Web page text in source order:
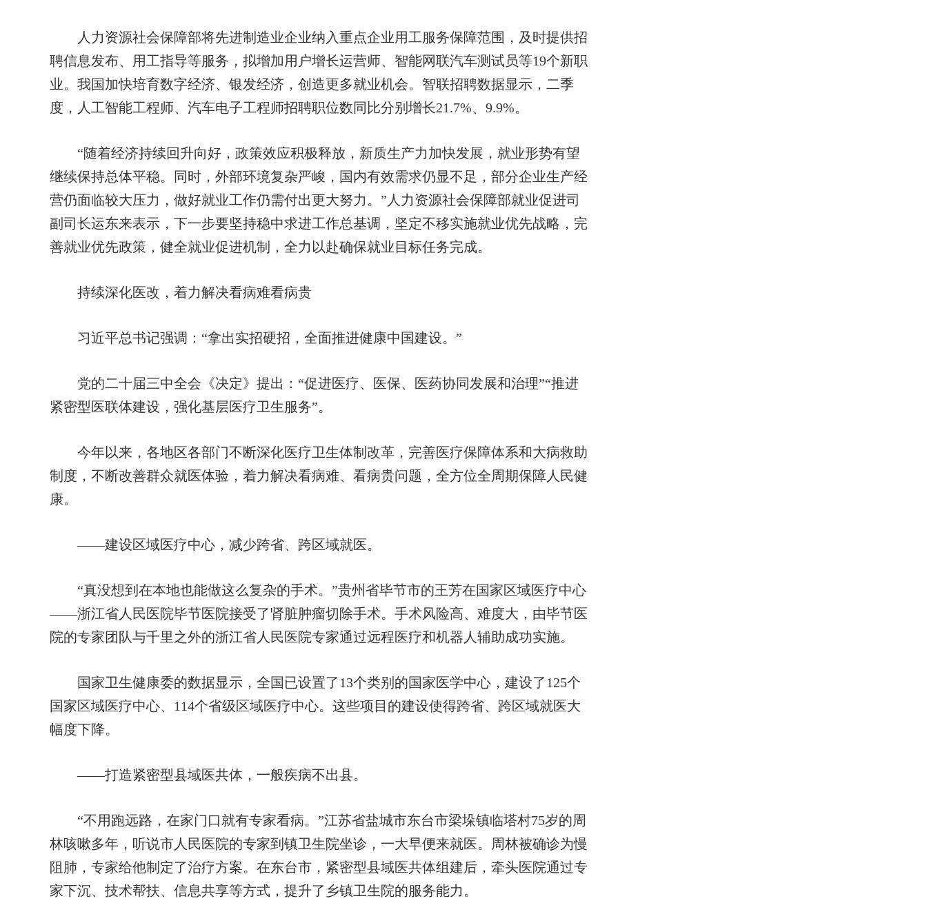
人力资源社会保障部将先进制造业企业纳入重点企业用工服务保障范围，及时提供招
聘信息发布、用工指导等服务，拟增加用户增长运营师、智能网联汽车测试员等19个新职
业。我国加快培育数字经济、银发经济，创造更多就业机会。智联招聘数据显示，二季
度，人工智能工程师、汽车电子工程师招聘职位数同比分别增长21.7%、9.9%。
“随着经济持续回升向好，政策效应积极释放，新质生产力加快发展，就业形势有望
继续保持总体平稳。同时，外部环境复杂严峻，国内有效需求仍显不足，部分企业生产经
营仍面临较大压力，做好就业工作仍需付出更大努力。”人力资源社会保障部就业促进司
副司长运东来表示，下一步要坚持稳中求进工作总基调，坚定不移实施就业优先战略，完
善就业优先政策，健全就业促进机制，全力以赴确保就业目标任务完成。
持续深化医改，着力解决看病难看病贵
习近平总书记强调：“拿出实招硬招，全面推进健康中国建设。”
党的二十届三中全会《决定》提出：“促进医疗、医保、医药协同发展和治理”“推进
紧密型医联体建设，强化基层医疗卫生服务”。
今年以来，各地区各部门不断深化医疗卫生体制改革，完善医疗保障体系和大病救助
制度，不断改善群众就医体验，着力解决看病难、看病贵问题，全方位全周期保障人民健
康。
——建设区域医疗中心，减少跨省、跨区域就医。
“真没想到在本地也能做这么复杂的手术。”贵州省毕节市的王芳在国家区域医疗中心
——浙江省人民医院毕节医院接受了肾脏肿瘤切除手术。手术风险高、难度大，由毕节医
院的专家团队与千里之外的浙江省人民医院专家通过远程医疗和机器人辅助成功实施。
国家卫生健康委的数据显示，全国已设置了13个类别的国家医学中心，建设了125个
国家区域医疗中心、114个省级区域医疗中心。这些项目的建设使得跨省、跨区域就医大
幅度下降。
——打造紧密型县域医共体，一般疾病不出县。
“不用跑远路，在家门口就有专家看病。”江苏省盐城市东台市梁垛镇临塔村75岁的周
林咳嗽多年，听说市人民医院的专家到镇卫生院坐诊，一大早便来就医。周林被确诊为慢
阻肺，专家给他制定了治疗方案。在东台市，紧密型县域医共体组建后，牵头医院通过专
家下沉、技术帮扶、信息共享等方式，提升了乡镇卫生院的服务能力。